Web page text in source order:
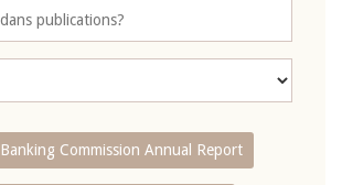
Banking Commission Annual Report